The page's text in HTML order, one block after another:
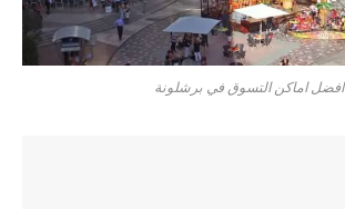
افضل اماكن التسوق في برشلونة